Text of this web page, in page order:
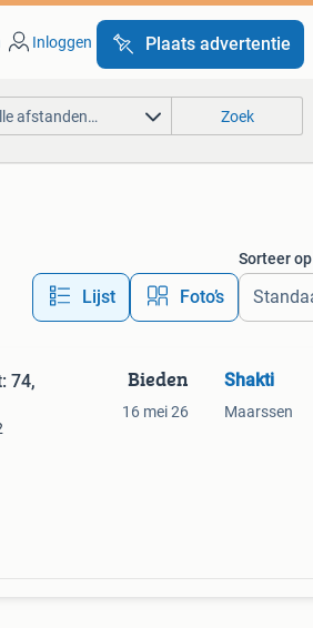
Inloggen Plaats advertentie
afstanden… Zoek
Lijst Foto’s
Sorteer op
74,
Bieden
16 mei 26
Shakti
Maarssen